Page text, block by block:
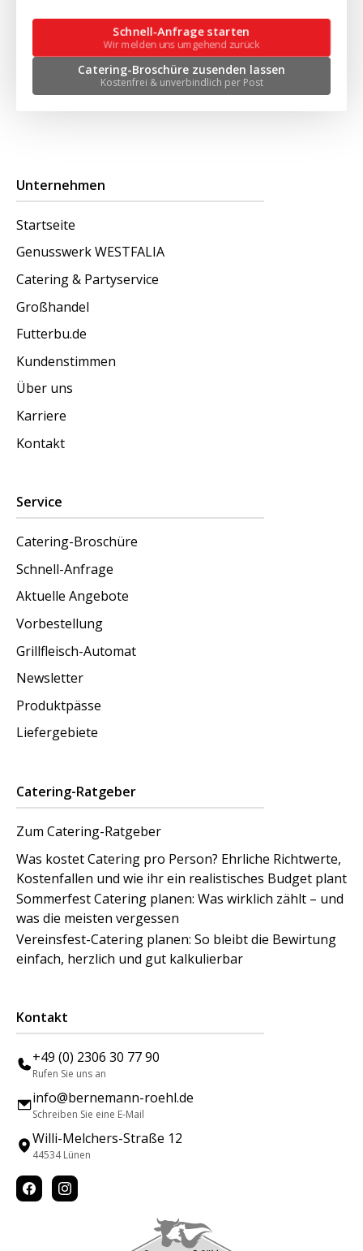
Schnell-Anfrage starten
Wir melden uns umgehend zurück
Catering-Broschüre zusenden lassen
Kostenfrei & unverbindlich per Post
Unternehmen
Startseite
Genusswerk WESTFALIA
Catering & Partyservice
Großhandel
Futterbu.de
Kundenstimmen
Über uns
Karriere
Kontakt
Service
Catering-Broschüre
Schnell-Anfrage
Aktuelle Angebote
Vorbestellung
Grillfleisch-Automat
Newsletter
Produktpässe
Liefergebiete
Catering-Ratgeber
Zum Catering-Ratgeber
Was kostet Catering pro Person? Ehrliche Richtwerte,
Kostenfallen und wie ihr ein realistisches Budget plant
Sommerfest Catering planen: Was wirklich zählt – und
was die meisten vergessen
Vereinsfest-Catering planen: So bleibt die Bewirtung
einfach, herzlich und gut kalkulierbar
Kontakt
+49 (0) 2306 30 77 90
Rufen Sie uns an
info@bernemann-roehl.de
Schreiben Sie eine E-Mail
Willi-Melchers-Straße 12
44534 Lünen